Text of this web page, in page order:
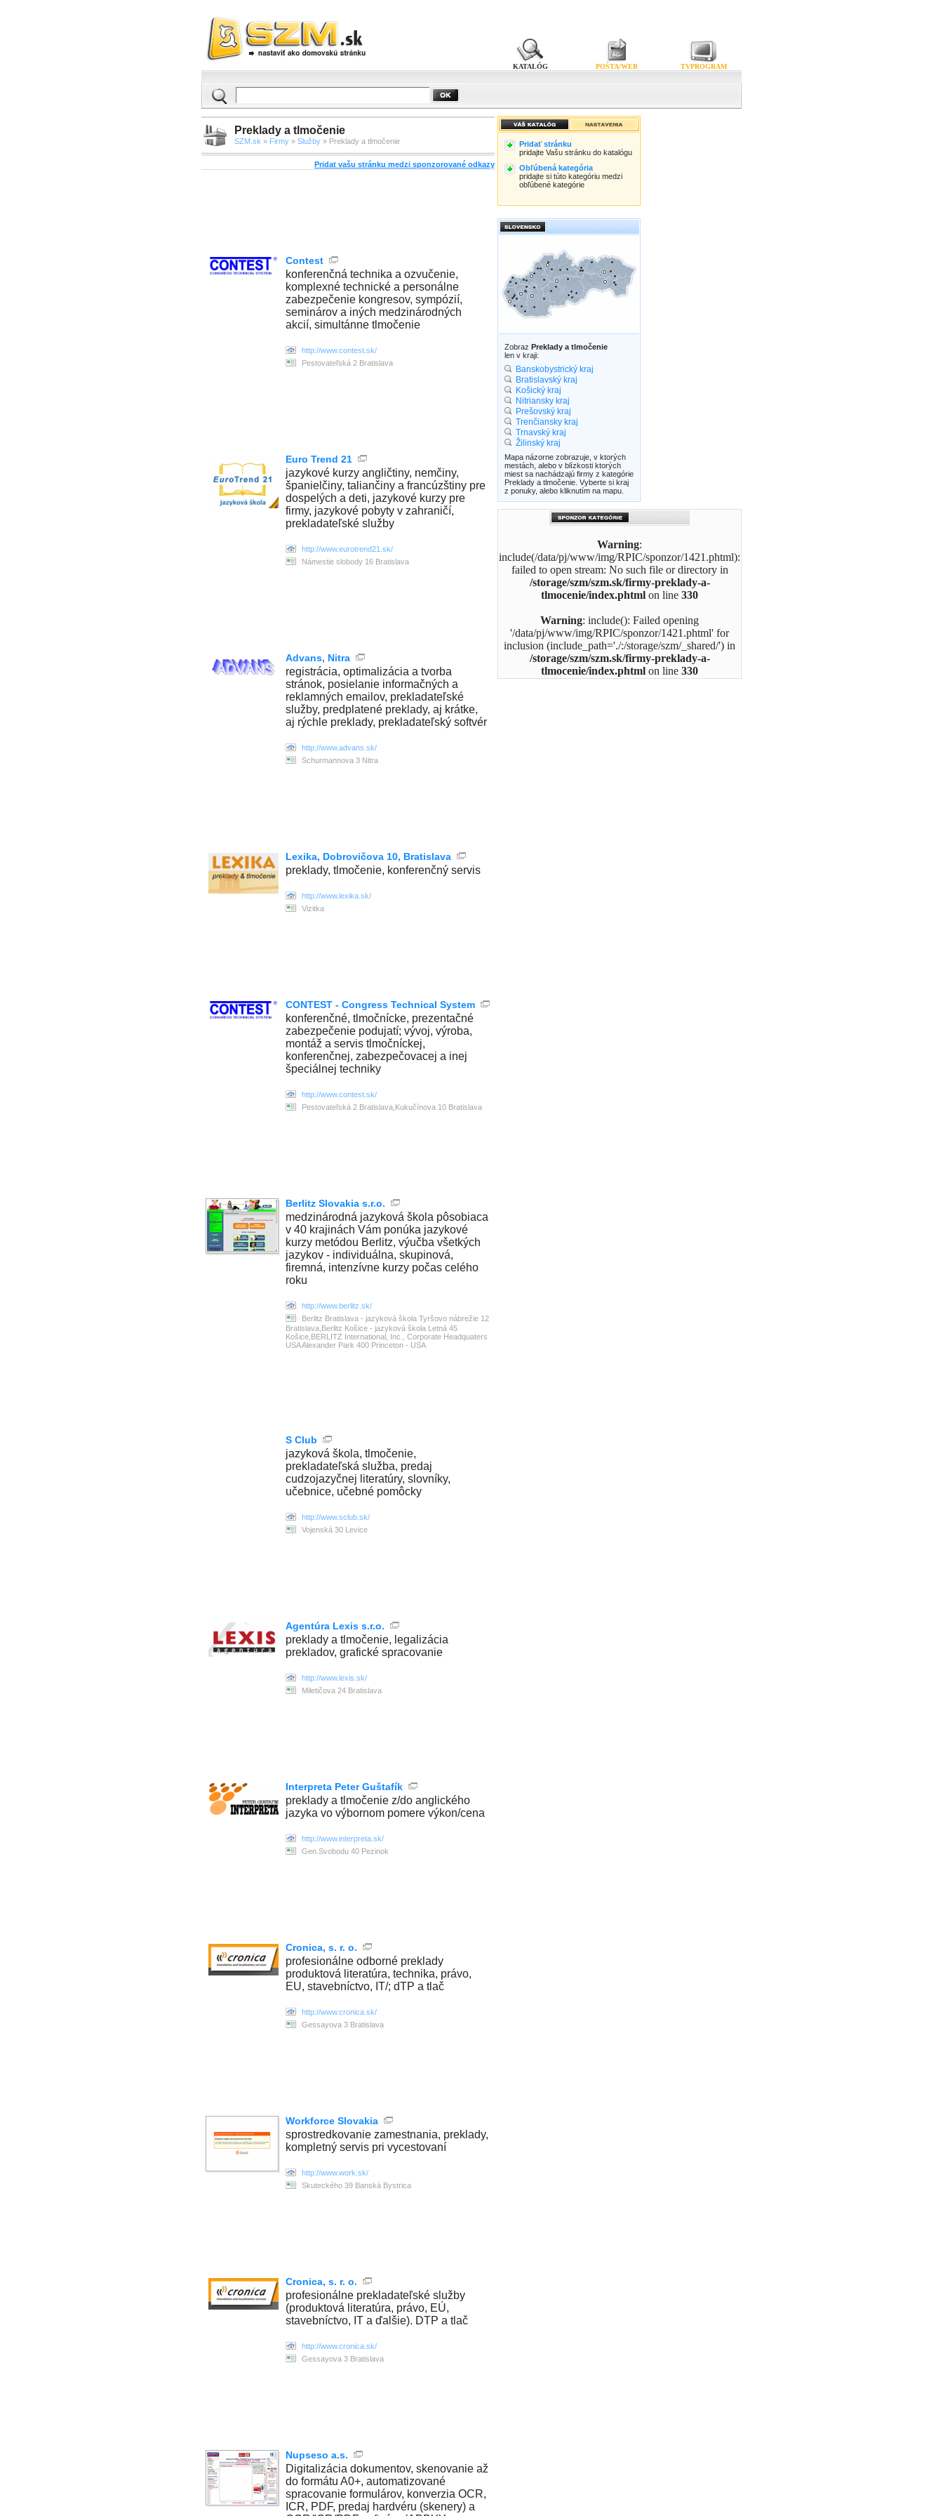
KATALÓG POŠTA/WEB TVPROGRAM
Preklady a tlmočenie
SZM.sk » Firmy » Služby » Preklady a tlmočenie
Pridat vašu stránku medzi sponzorované odkazy
Contest
konferenčná technika a ozvučenie,
komplexné technické a personálne
zabezpečenie kongresov, sympózií,
seminárov a iných medzinárodných
akcií, simultánne tlmočenie
http://www.contest.sk/
Pestovateľská 2 Bratislava
Euro Trend 21
jazykové kurzy angličtiny, nemčiny,
španielčiny, taliančiny a francúzštiny pre
dospelých a deti, jazykové kurzy pre
firmy, jazykové pobyty v zahraničí,
prekladateľské služby
http://www.eurotrend21.sk/
Námestie slobody 16 Bratislava
Advans, Nitra
registrácia, optimalizácia a tvorba
stránok, posielanie informačných a
reklamných emailov, prekladateľské
služby, predplatené preklady, aj krátke,
aj rýchle preklady, prekladateľský softvér
http://www.advans.sk/
Schurmannova 3 Nitra
Lexika, Dobrovičova 10, Bratislava
preklady, tlmočenie, konferenčný servis
http://www.lexika.sk/
Vizitka
CONTEST - Congress Technical System
konferenčné, tlmočnícke, prezentačné
zabezpečenie podujatí; vývoj, výroba,
montáž a servis tlmočníckej,
konferenčnej, zabezpečovacej a inej
špeciálnej techniky
http://www.contest.sk/
Pestovateľská 2 Bratislava,Kukučínova 10 Bratislava
Berlitz Slovakia s.r.o.
medzinárodná jazyková škola pôsobiaca
v 40 krajinách Vám ponúka jazykové
kurzy metódou Berlitz, výučba všetkých
jazykov - individuálna, skupinová,
firemná, intenzívne kurzy počas celého
roku
http://www.berlitz.sk/
Berlitz Bratislava - jazyková škola Tyršovo nábrežie 12
Bratislava,Berlitz Košice - jazyková škola Letná 45
Košice,BERLITZ International, Inc., Corporate Headquaters
USA Alexander Park 400 Princeton - USA
S Club
jazyková škola, tlmočenie,
prekladateľská služba, predaj
cudzojazyčnej literatúry, slovníky,
učebnice, učebné pomôcky
http://www.sclub.sk/
Vojenská 30 Levice
Agentúra Lexis s.r.o.
preklady a tlmočenie, legalizácia
prekladov, grafické spracovanie
http://www.lexis.sk/
Miletičova 24 Bratislava
Interpreta Peter Guštafík
preklady a tlmočenie z/do anglického
jazyka vo výbornom pomere výkon/cena
http://www.interpreta.sk/
Gen.Svobodu 40 Pezinok
Cronica, s. r. o.
profesionálne odborné preklady
produktová literatúra, technika, právo,
EU, stavebníctvo, IT/; dTP a tlač
http://www.cronica.sk/
Gessayova 3 Bratislava
Workforce Slovakia
sprostredkovanie zamestnania, preklady,
kompletný servis pri vycestovaní
http://www.work.sk/
Skuteckého 39 Banská Bystrica
Cronica, s. r. o.
profesionálne prekladateľské služby
(produktová literatúra, právo, EÚ,
stavebníctvo, IT a ďalšie). DTP a tlač
http://www.cronica.sk/
Gessayova 3 Bratislava
Nupseso a.s.
Digitalizácia dokumentov, skenovanie až
do formátu A0+, automatizované
spracovanie formulárov, konverzia OCR,
ICR, PDF, predaj hardvéru (skenery) a
Pridať stránku
pridajte Vašu stránku do katalógu
Obľúbená kategória
pridajte si túto kategóriu medzi
obľúbené kategórie
Zobraz Preklady a tlmočenie
len v kraji:
Banskobystrický kraj
Bratislavský kraj
Košický kraj
Nitriansky kraj
Prešovský kraj
Trenčiansky kraj
Trnavský kraj
Žilinský kraj
Mapa názorne zobrazuje, v ktorých
mestách, alebo v blízkosti ktorých
miest sa nachádzajú firmy z kategórie
Preklady a tlmočenie. Vyberte si kraj
z ponuky, alebo kliknutím na mapu.
Warning:
include(/data/pj/www/img/RPIC/sponzor/1421.phtml):
failed to open stream: No such file or directory in
/storage/szm/szm.sk/firmy-preklady-a-
tlmocenie/index.phtml on line 330
Warning: include(): Failed opening
'/data/pj/www/img/RPIC/sponzor/1421.phtml' for
inclusion (include_path='./:/storage/szm/_shared/') in
/storage/szm/szm.sk/firmy-preklady-a-
tlmocenie/index.phtml on line 330